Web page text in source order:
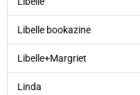
Libelle bookazine
Libelle+Margriet
Linda